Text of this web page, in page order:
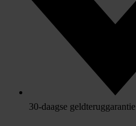
30-daagse geldteruggarantie